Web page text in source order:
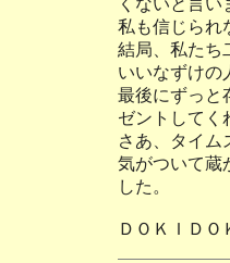
くないと言い
私も信じられ
結局、私たち
いいなずけの
最後にずっと
ゼントしてく
さあ、タイム
気がついて蔵
した。
ＤＯＫＩＤＯ